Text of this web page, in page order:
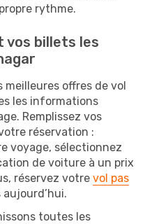
rythme.
vos billets les
offres de vol
les informations
Remplissez vos
réservation :
voyage, sélectionnez
de voiture à un prix
réservez votre vol pas
toutes les